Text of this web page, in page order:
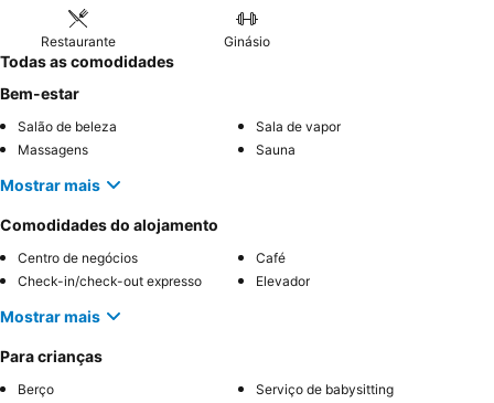
Restaurante Ginásio
Todas as comodidades
Bem-estar
Salão de beleza
Sala de vapor
Massagens
Sauna
Mostrar mais
Comodidades do alojamento
Centro de negócios
Café
Check-in/check-out expresso
Elevador
Mostrar mais
Para crianças
Berço
Serviço de babysitting